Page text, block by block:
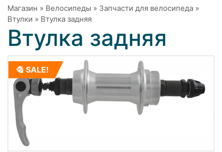
Магазин » Велосипеды » Запчасти для велосипеда »
Втулки » Втулка задняя
Втулка задняя
SALE!